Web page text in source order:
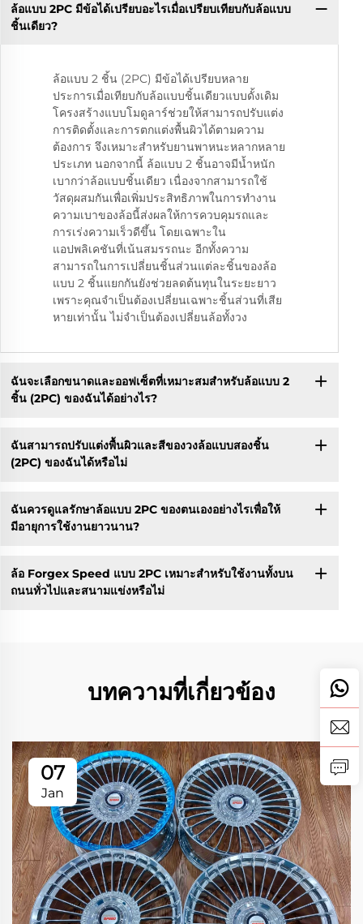
ล้อแบบ 2PC มีข้อได้เปรียบอะไรเมื่อเปรียบเทียบกับล้อแบบ
ชิ้นเดียว?
ล้อแบบ 2 ชิ้น (2PC) มีข้อได้เปรียบหลาย
ประการเมื่อเทียบกับล้อแบบชิ้นเดียวแบบดั้งเดิม
โครงสร้างแบบโมดูลาร์ช่วยให้สามารถปรับแต่ง
การติดตั้งและการตกแต่งพื้นผิวได้ตามความ
ต้องการ จึงเหมาะสำหรับยานพาหนะหลากหลาย
ประเภท นอกจากนี้ ล้อแบบ 2 ชิ้นอาจมีน้ำหนัก
เบากว่าล้อแบบชิ้นเดียว เนื่องจากสามารถใช้
วัสดุผสมกันเพื่อเพิ่มประสิทธิภาพในการทำงาน
ความเบาของล้อนี้ส่งผลให้การควบคุมรถและ
การเร่งความเร็วดีขึ้น โดยเฉพาะใน
แอปพลิเคชันที่เน้นสมรรถนะ อีกทั้งความ
สามารถในการเปลี่ยนชิ้นส่วนแต่ละชิ้นของล้อ
แบบ 2 ชิ้นแยกกันยังช่วยลดต้นทุนในระยะยาว
เพราะคุณจำเป็นต้องเปลี่ยนเฉพาะชิ้นส่วนที่เสีย
หายเท่านั้น ไม่จำเป็นต้องเปลี่ยนล้อทั้งวง
ฉันจะเลือกขนาดและออฟเซ็ตที่เหมาะสมสำหรับล้อแบบ 2
ชิ้น (2PC) ของฉันได้อย่างไร?
ฉันสามารถปรับแต่งพื้นผิวและสีของวงล้อแบบสองชิ้น
(2PC) ของฉันได้หรือไม่
ฉันควรดูแลรักษาล้อแบบ 2PC ของตนเองอย่างไรเพื่อให้
มีอายุการใช้งานยาวนาน?
ล้อ Forgex Speed แบบ 2PC เหมาะสำหรับใช้งานทั้งบน
ถนนทั่วไปและสนามแข่งหรือไม่
บทความที่เกี่ยวข้อง
07
Jan